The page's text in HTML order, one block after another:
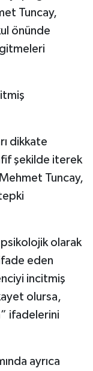
Tuncay,
önünde
dikkate
şekilde iterek
Tuncay,
psikolojik olarak
eden
incitmiş
olursa,
ifadelerini
ayrıca